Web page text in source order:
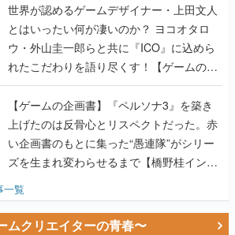
世界が認めるゲームデザイナー・上田文人
とはいったい何が凄いのか？ ヨコオタロ
ウ・外山圭一郎らと共に『ICO』に込めら
れたこだわりを語り尽くす！【ゲームの企
画書】
【ゲームの企画書】『ペルソナ3』を築き
上げたのは反骨心とリスペクトだった。赤
い企画書のもとに集った“愚連隊”がシリー
ズを生まれ変わらせるまで【橋野桂インタ
一覧
ムクリエイターの青春〜